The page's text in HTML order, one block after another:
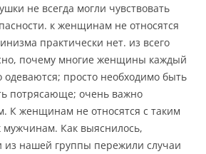
не всегда могли чувствовать
к женщинам не относятся
практически нет. из всего
почему многие женщины каждый
одеваются; просто необходимо быть
потрясающе; очень важно
К женщинам не относятся с таким
мужчинам. Как выяснилось,
из нашей группы пережили случаи